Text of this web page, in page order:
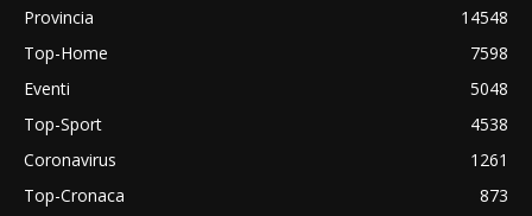
Provincia
14548
Top-Home
7598
Eventi
5048
Top-Sport
4538
Coronavirus
1261
Top-Cronaca
873